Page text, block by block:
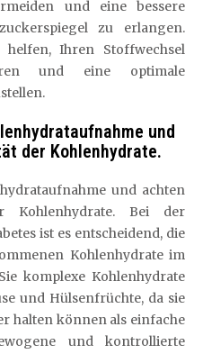
und eine bessere
zu erlangen.
Ihren Stoffwechsel
und eine optimale
und
der Kohlenhydrate.
und achten
Bei der
ist es entscheidend, die
Kohlenhydrate im
komplexe Kohlenhydrate
und Hülsenfrüchte, da sie
halten können als einfache
und kontrollierte